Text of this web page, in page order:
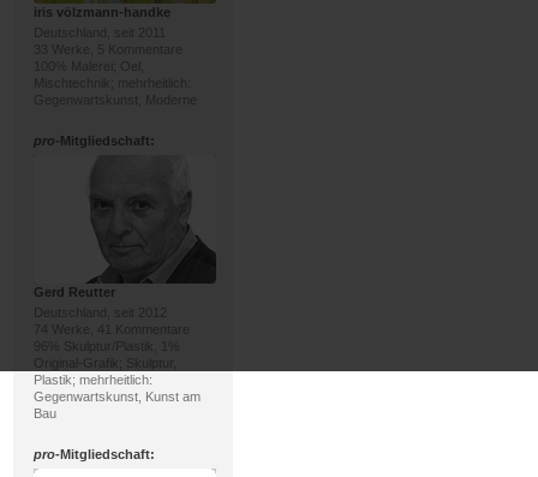
iris völzmann-handke
Deutschland, seit 2011
33 Werke, 5 Kommentare
100% Malerei; Oel,
Mischtechnik; mehrheitlich:
Gegenwartskunst, Moderne
pro-Mitgliedschaft:
Gerd Reutter
Deutschland, seit 2012
74 Werke, 41 Kommentare
96% Skulptur/Plastik, 1%
Original-Grafik; Skulptur,
Plastik; mehrheitlich:
Gegenwartskunst, Kunst am
Bau
pro-Mitgliedschaft: